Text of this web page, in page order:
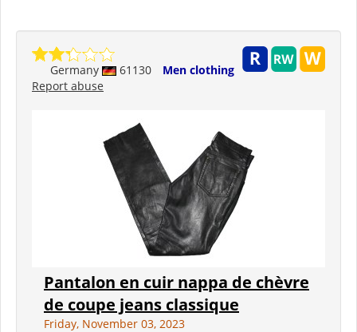
Germany 61130
Men clothing
Report abuse
Pantalon en cuir nappa de chèvre
de coupe jeans classique
Friday, November 03, 2023